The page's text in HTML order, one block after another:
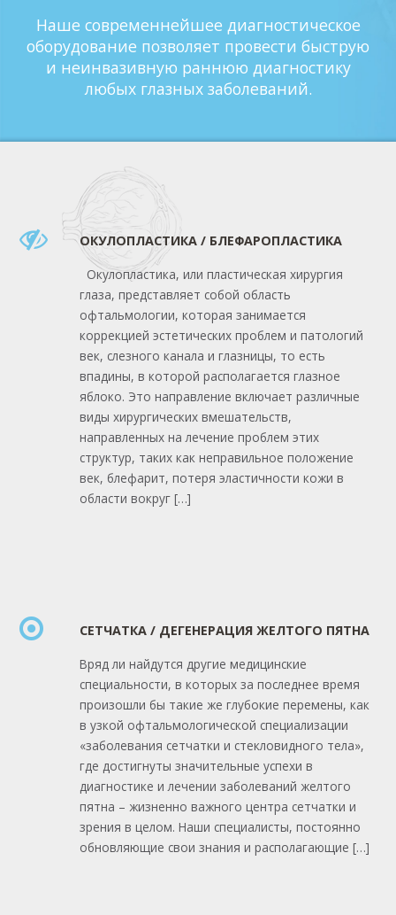
Наше современнейшее диагностическое
оборудование позволяет провести быструю
и неинвазивную раннюю диагностику
любых глазных заболеваний.
ОКУЛОПЛАСТИКА / БЛЕФАРОПЛАСТИКА
Окулопластика, или пластическая хирургия
глаза, представляет собой область
офтальмологии, которая занимается
коррекцией эстетических проблем и патологий
век, слезного канала и глазницы, то есть
впадины, в которой располагается глазное
яблоко. Это направление включает различные
виды хирургических вмешательств,
направленных на лечение проблем этих
структур, таких как неправильное положение
век, блефарит, потеря эластичности кожи в
области вокруг […]
СЕТЧАТКА / ДЕГЕНЕРАЦИЯ ЖЕЛТОГО ПЯТНА
Вряд ли найдутся другие медицинские
специальности, в которых за последнее время
произошли бы такие же глубокие перемены, как
в узкой офтальмологической специализации
«заболевания сетчатки и стекловидного тела»,
где достигнуты значительные успехи в
диагностике и лечении заболеваний желтого
пятна – жизненно важного центра сетчатки и
зрения в целом. Наши специалисты, постоянно
обновляющие свои знания и располагающие […]